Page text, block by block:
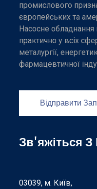
промислового
європейських та
Насосне обладнання
практично у всіх
металургії,
фармацевтичної
Відправити
Зв'яжіться
03039, м. Київ,